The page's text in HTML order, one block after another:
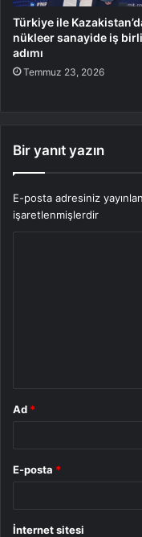
Türkiye ile
nükleer sanayide iş
adımı
Temmuz 23, 2026
Bir yanıt yazın
E-posta adresiniz
işaretlenmişlerdir
Ad *
E-posta *
İnternet sitesi